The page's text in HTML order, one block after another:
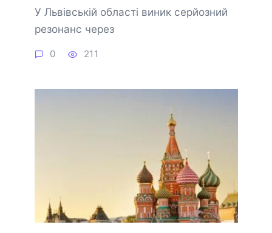
У Львівській області виник серйозний
резонанс через
0 211